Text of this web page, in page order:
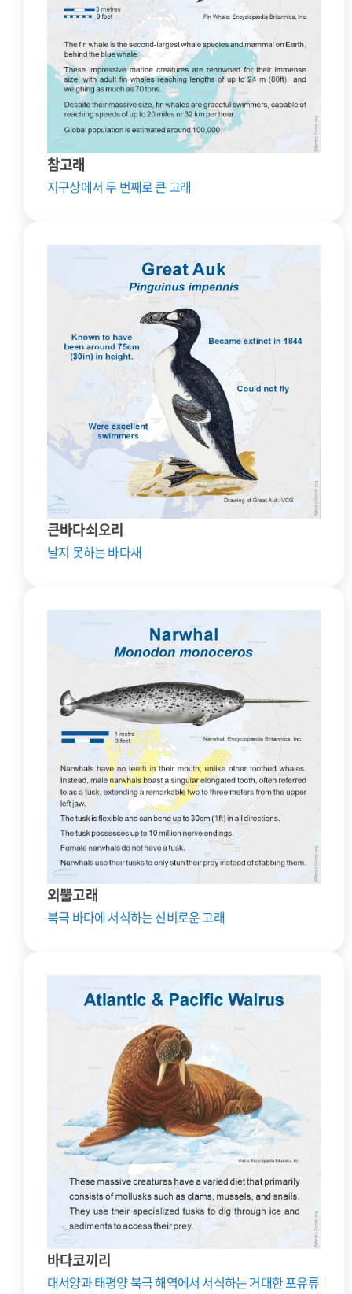
참고래
지구상에서 두 번째로 큰 고래
큰바다쇠오리
날지 못하는 바다새
외뿔고래
북극 바다에 서식하는 신비로운 고래
바다코끼리
대서양과 태평양 북극 해역에서 서식하는 거대한 포유류